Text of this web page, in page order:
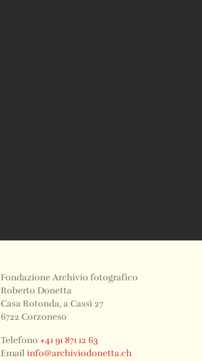
Fondazione Archivio fotografico
Roberto Donetta
Casa Rotonda, a Cassì 27
6722 Corzoneso
Telefono+41 91 871 12 63
Emailinfo@archiviodonetta.ch